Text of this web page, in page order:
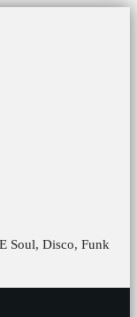
Soul, Disco, Funk